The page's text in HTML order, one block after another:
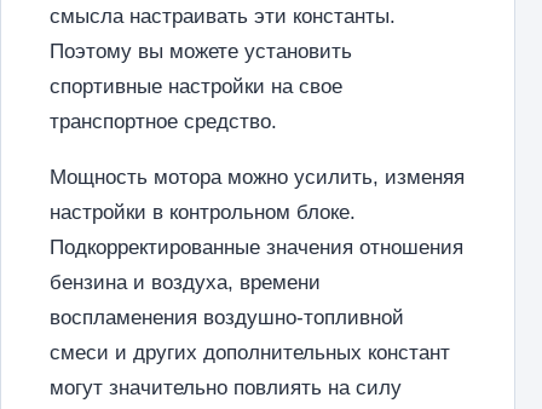
смысла настраивать эти константы.
Поэтому вы можете установить
спортивные настройки на свое
транспортное средство.
Мощность мотора можно усилить, изменяя
настройки в контрольном блоке.
Подкорректированные значения отношения
бензина и воздуха, времени
воспламенения воздушно-топливной
смеси и других дополнительных констант
могут значительно повлиять на силу